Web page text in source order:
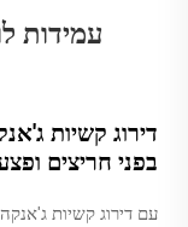
עמידות
בפני חריצים